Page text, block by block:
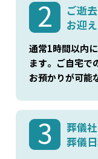
2
ご逝
お迎
通常1時間以内
ます。ご自宅で
お預かりが可能
3
葬儀
葬儀